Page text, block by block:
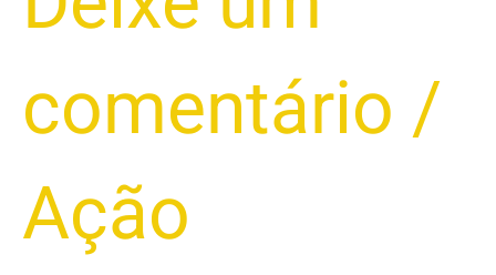
comentário /
Ação